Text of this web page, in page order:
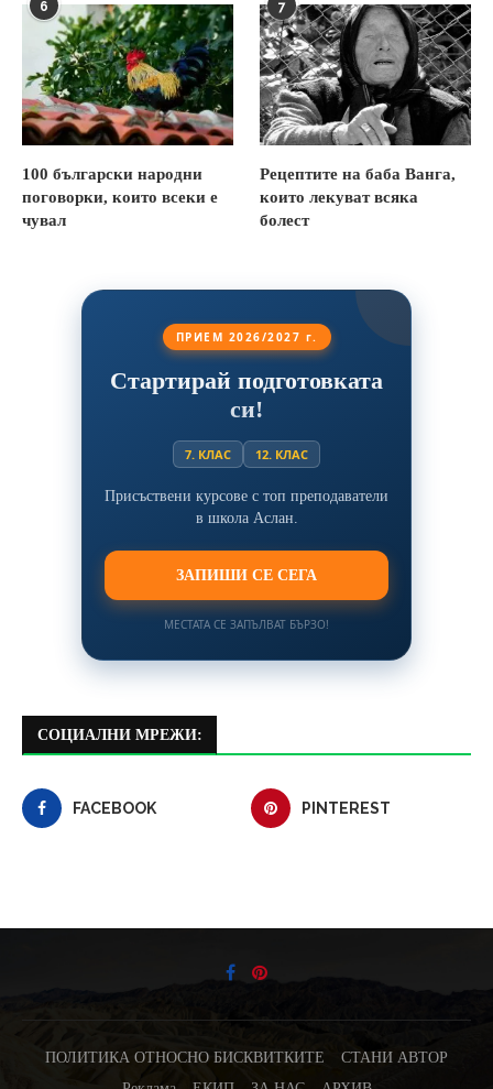
6
100 български народни
поговорки, които всеки е
чувал
7
Рецептите на баба Ванга,
които лекуват всяка
болест
ПРИЕМ 2026/2027 г.
Стартирай подготовката
си!
7. КЛАС 12. КЛАС
Присъствени курсове с топ преподаватели
в школа Аслан.
ЗАПИШИ СЕ СЕГА
МЕСТАТА СЕ ЗАПЪЛВАТ БЪРЗО!
СОЦИАЛНИ МРЕЖИ:
FACEBOOK PINTEREST
ПОЛИТИКА ОТНОСНО БИСКВИТКИТЕ
СТАНИ АВТОР